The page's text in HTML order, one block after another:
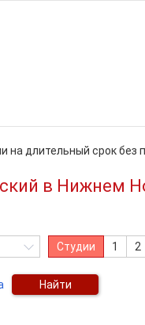
на длительный срок без
в Нижнем
Студии 1 2
Найти